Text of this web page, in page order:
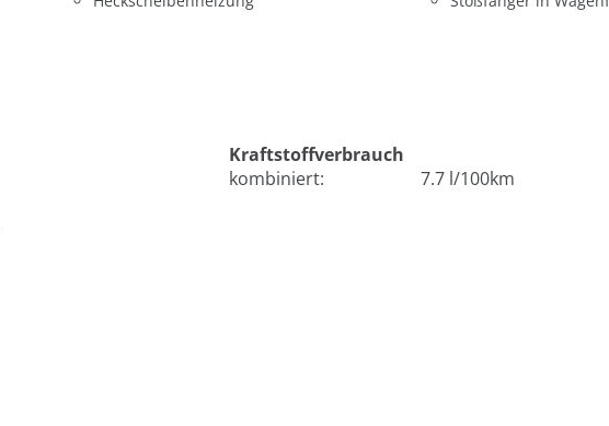
Kraftstoffverbrauch
kombiniert:
7.7 l/100km